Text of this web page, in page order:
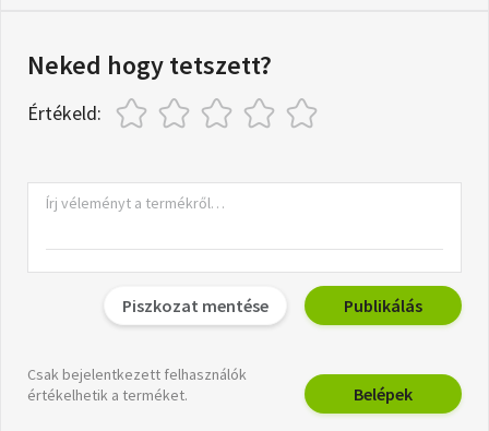
Neked hogy tetszett?
Értékeld:
Piszkozat mentése Publikálás
Csak bejelentkezett felhasználók
értékelhetik a terméket.
Belépek